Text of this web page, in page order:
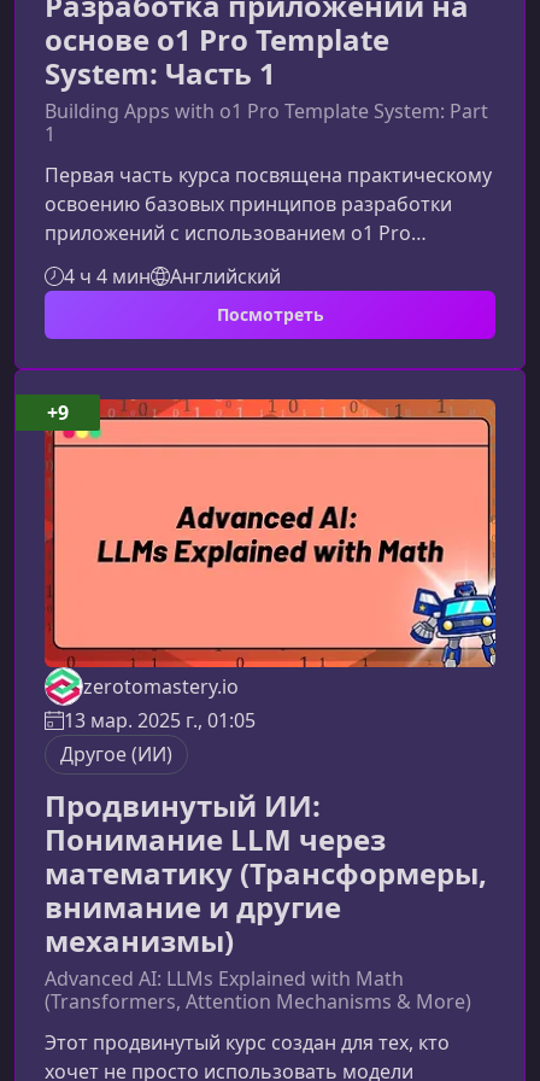
основе o1 Pro Template
System: Часть 1
Building Apps with o1 Pro Template System: Part
1
Первая часть курса посвящена практическому
освоению базовых принципов разработки
приложений с использованием o1 Pro
Template System. Материал подойдёт
начинающим разработчикам, которые хотят
понять, как работает система шаблонов, какие
возможности она предоставляет и как быстро
создавать на её основе собственные
решения.Что вы узнаете в этой части курсаВ
модуле собраны ключевые теоретические и
практические элементы, необходимые для
уверенного
4 ч 4 мин Английский
Посмотреть
zerotomastery.io
13 мар. 2025 г., 01:05
Другое (ИИ)
Продвинутый ИИ:
Понимание LLM через
математику (Трансформеры,
внимание и другие
механизмы)
Advanced AI: LLMs Explained with Math
(Transformers, Attention Mechanisms & More)
Этот продвинутый курс создан для тех, кто
хочет не просто использовать модели
+9